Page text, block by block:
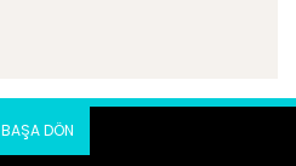
BAŞA DÖN